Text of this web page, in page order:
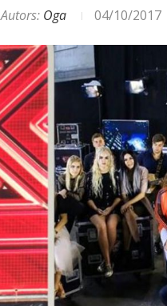
Autors: Oga 04/10/2017